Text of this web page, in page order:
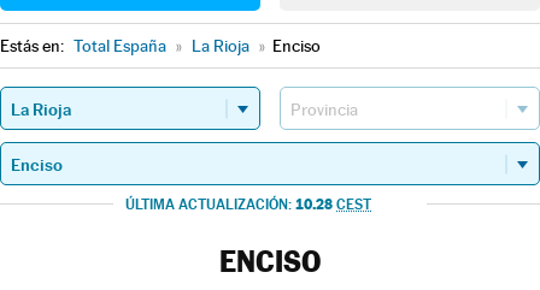
Estás en: Total España » La Rioja » Enciso
ÚLTIMA ACTUALIZACIÓN: 10.28 CEST
ENCISO